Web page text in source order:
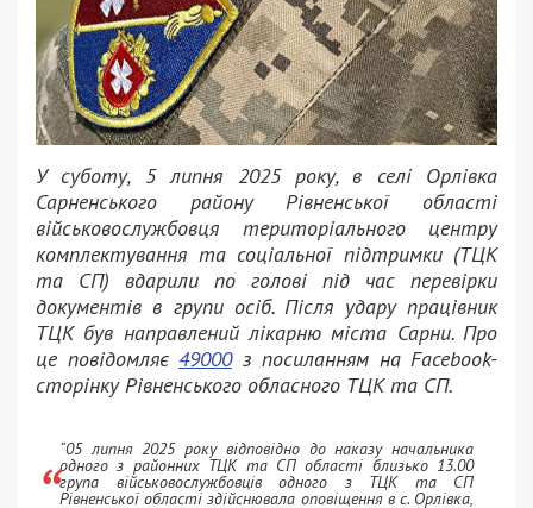
У суботу, 5 липня 2025 року, в селі Орлівка
Сарненського району Рівненської області
військовослужбовця територіального центру
комплектування та соціальної підтримки (ТЦК
та СП) вдарили по голові під час перевірки
документів в групи осіб. Після удару працівник
ТЦК був направлений лікарню міста Сарни. Про
це повідомляє 49000з посиланням на Facebook-
сторінку Рівненського обласного ТЦК та СП.
“05 липня 2025 року відповідно до наказу начальника
одного з районних ТЦК та СП області близько 13.00
група військовослужбовців одного з ТЦК та СП
Рівненської області здійснювала оповіщення в с. Орлівка,